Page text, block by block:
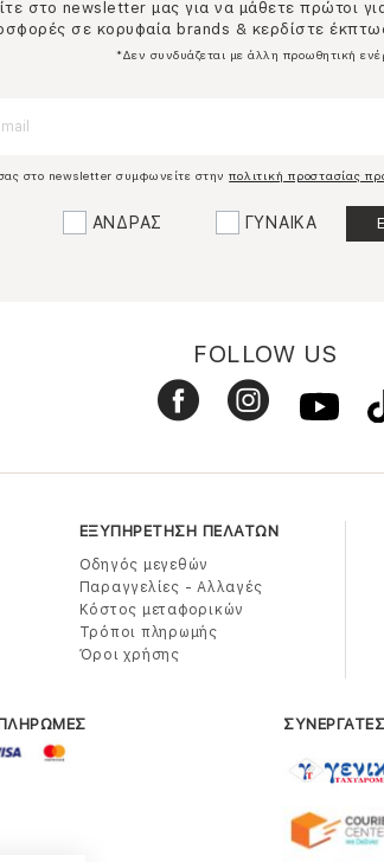
στο newsletter μας για να μάθετε πρώτοι
σε κορυφαία brands & κερδίστε
*Δεν συνδυάζεται με άλλη προωθητική
στο newsletter συμφωνείτε στηνπολιτική προστασίας
ΑΝΔΡΑΣ ΓΥΝΑΙΚΑ
FOLLOW US
ΕΞΥΠΗΡΕΤΗΣΗ ΠΕΛΑΤΩΝ
Οδηγός μεγεθών
Παραγγελίες - Αλλαγές
Κόστος μεταφορικών
Τρόποι πληρωμής
Όροι χρήσης
ΠΛΗΡΩΜΕΣ ΣΥΝΕΡΓΑΤΕΣ